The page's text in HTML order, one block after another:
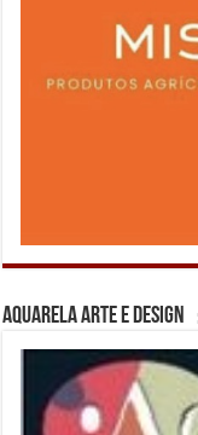
Aquarela Arte e Design